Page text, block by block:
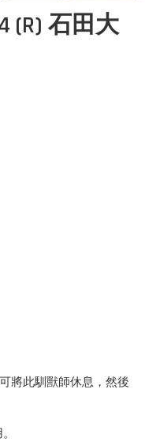
(R) 石田大
將此馴獸師休息，然後